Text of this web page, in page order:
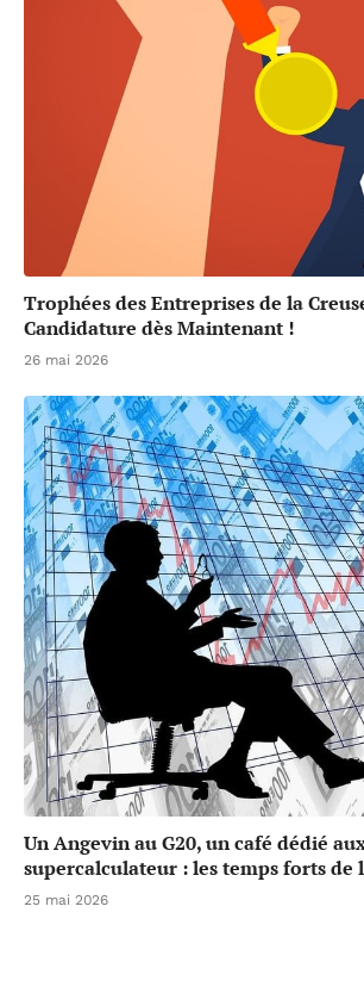
Trophées des Entreprises de la
Candidature dès Maintenant !
26 mai 2026
Un Angevin au G20, un café dédié
supercalculateur : les temps forts de
25 mai 2026